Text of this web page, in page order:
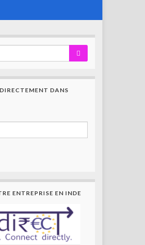
DANS
ENTREPRISE EN INDE